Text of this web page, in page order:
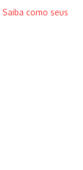
Saiba como seus